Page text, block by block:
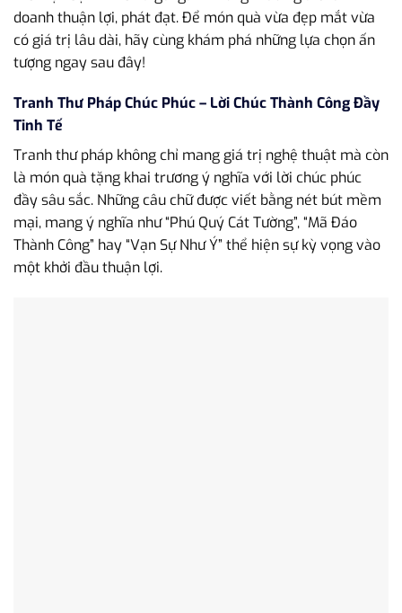
doanh thuận lợi, phát đạt. Để món quà vừa đẹp mắt vừa
có giá trị lâu dài, hãy cùng khám phá những lựa chọn ấn
tượng ngay sau đây!
Tranh Thư Pháp Chúc Phúc – Lời Chúc Thành Công Đầy
Tinh Tế
Tranh thư pháp không chỉ mang giá trị nghệ thuật mà còn
là món quà tặng khai trương ý nghĩa với lời chúc phúc
đầy sâu sắc. Những câu chữ được viết bằng nét bút mềm
mại, mang ý nghĩa như “Phú Quý Cát Tường”, “Mã Đáo
Thành Công” hay “Vạn Sự Như Ý” thể hiện sự kỳ vọng vào
một khởi đầu thuận lợi.